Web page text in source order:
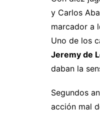
y Carlos
marcador a
Uno de los
Jeremy de
daban la
Segundos
acción mal